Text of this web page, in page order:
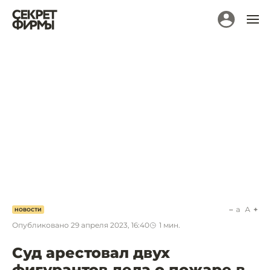
НОВОСТИ
Опубликовано 29 апреля 2023, 16:40 1 мин.
a A
Суд арестовал двух